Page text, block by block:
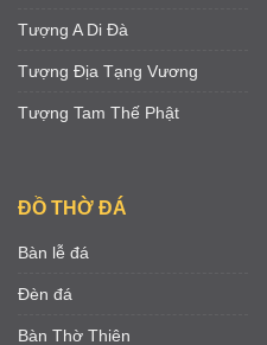
Tượng A Di Đà
Tượng Địa Tạng Vương
Tượng Tam Thế Phật
ĐỒ THỜ ĐÁ
Bàn lễ đá
Đèn đá
Bàn Thờ Thiên